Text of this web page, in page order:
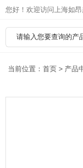
您好！欢迎访问上海如
当前位置：首页 > 产品